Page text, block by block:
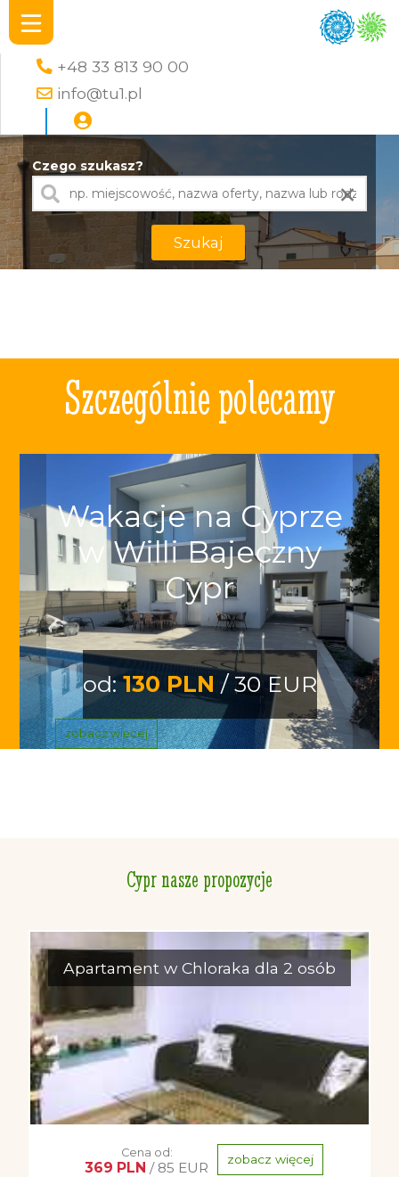
+48 33 813 90 00
info@tu1.pl
Czego szukasz?
×
Szukaj
Szczególnie polecamy
Wakacje na Cyprze
w Willi Bajeczny
Cypr
od:130 PLN / 30 EUR
zobacz więcej
Cypr nasze propozycje
Apartament w Chloraka dla 2 osób
Cena od:
369 PLN / 85 EUR zobacz więcej